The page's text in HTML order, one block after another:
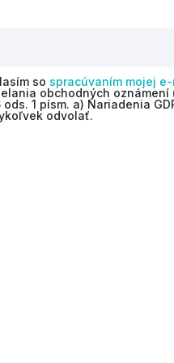
so spracúvaním mojej
obchodných
ods. 1 písm. a) Nariadenia
odvolať.